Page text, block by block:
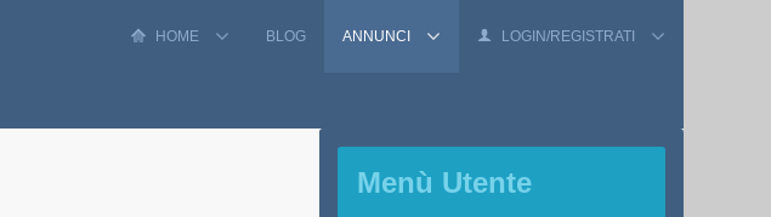
HOME BLOG ANNUNCI LOGIN/REGISTRATI
Menù Utente